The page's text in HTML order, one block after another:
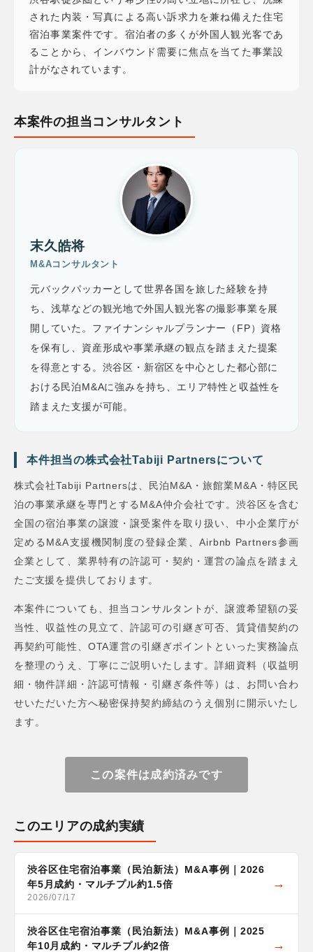
された内装・写真による高い訴求力を兼ね備えた住宅
宿泊事業案件です。宿泊者の多くが外国人観光客であ
ることから、インバウンド需要に焦点を当てた事業設
計がなされています。
本案件の担当コンサルタント
末久皓将
M&Aコンサルタント
元バックパッカーとして世界各国を旅した経験を持
ち、浅草などの観光地で外国人観光客の撮影事業を展
開していた。ファイナンシャルプランナー（FP）資格
を保有し、資産形成や事業承継の観点を踏まえた提案
を得意とする。渋谷区・新宿区を中心とした都心部に
おける民泊M&Aに強みを持ち、エリア特性と収益性を
踏まえた支援が可能。
本件担当の株式会社Tabiji Partnersについて
株式会社Tabiji Partnersは、民泊M&A・旅館業M&A・特区民
泊の事業承継を専門とするM&A仲介会社です。渋谷区を含む
全国の宿泊事業の譲渡・譲受案件を取り扱い、中小企業庁が
定めるM&A支援機関制度の登録企業、Airbnb Partners参画
企業として、業界特有の許認可・契約・運営の論点を踏まえ
たご支援を提供しております。
本案件についても、担当コンサルタントが、譲渡希望額の妥
当性、収益性の見立て、許認可の引継ぎ可否、賃貸借契約の
再契約可能性、OTA運営の引継ぎポイントといった実務論点
を整理のうえ、丁寧にご説明いたします。詳細資料（収益明
細・物件詳細・許認可情報・引継ぎ条件等）は、お問い合わ
せいただいた方へ秘密保持契約締結のうえ個別に開示いたし
ます。
この案件は成約済みです
このエリアの成約実績
渋谷区住宅宿泊事業（民泊新法）M&A事例｜2026
年5月成約・マルチプル約1.5倍
2026/07/17
渋谷区住宅宿泊事業（民泊新法）M&A事例｜2025
年10月成約・マルチプル約2倍